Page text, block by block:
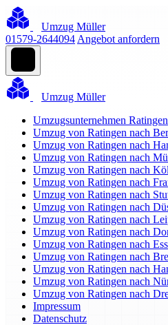
Umzug Müller
01579-2644094 Angebot anfordern
Umzug Müller
Umzugsunternehmen Ratingen
Umzug von Ratingen nach
Umzug von Ratingen nach
Umzug von Ratingen nach
Umzug von Ratingen nach
Umzug von Ratingen nach
Umzug von Ratingen nach
Umzug von Ratingen nach
Umzug von Ratingen nach
Umzug von Ratingen nach
Umzug von Ratingen nach
Umzug von Ratingen nach
Umzug von Ratingen nach
Umzug von Ratingen nach
Umzug von Ratingen nach
Impressum
Datenschutz